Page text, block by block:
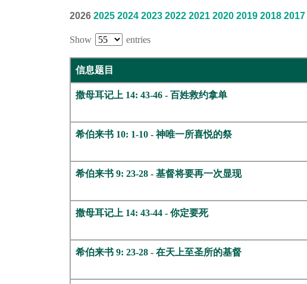
2026 2025 2024 2023 2022 2021 2020 2019 2018 2017
Show entries
信息题目
撒母耳记上 14: 43-46 - 百姓救约拿单
希伯来书 10: 1-10 - 神唯一所喜悦的祭
希伯来书 9: 23-28 - 基督将要再一次显现
撒母耳记上 14: 43-44 - 你定要死
希伯来书 9: 23-28 - 在天上至圣所的基督